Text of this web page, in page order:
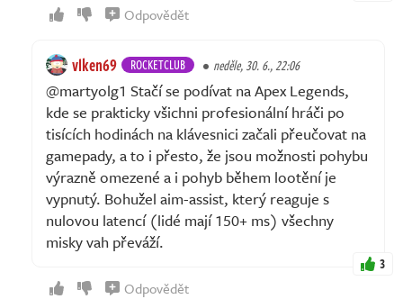
Odpovědět
vlken69 ROCKETCLUB neděle, 30. 6., 22:06
@martyolg1 Stačí se podívat na Apex Legends,
kde se prakticky všichni profesionální hráči po
tisících hodinách na klávesnici začali přeučovat na
gamepady, a to i přesto, že jsou možnosti pohybu
výrazně omezené a i pohyb během lootění je
vypnutý. Bohužel aim-assist, který reaguje s
nulovou latencí (lidé mají 150+ ms) všechny
misky vah převáží.
3
Odpovědět